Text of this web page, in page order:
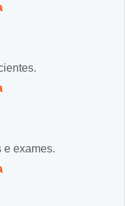
e exames.